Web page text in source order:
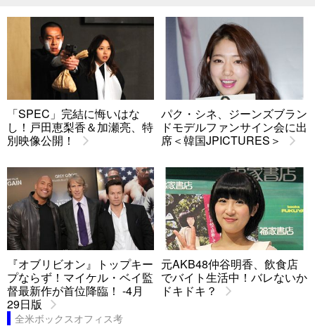
「SPEC」完結に悔いはな
し！戸田恵梨香＆加瀬亮、特
別映像公開！
パク・シネ、ジーンズブラン
ドモデルファンサイン会に出
席＜韓国JPICTURES＞
『オブリビオン』トップキー
プならず！マイケル・ベイ監
督最新作が首位降臨！ -4月
29日版
全米ボックスオフィス考
元AKB48仲谷明香、飲食店
でバイト生活中！バレないか
ドキドキ？